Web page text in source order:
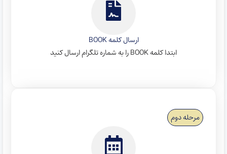
ارسال کلمه BOOK
ابتدا کلمه BOOK را به شماره تلگرام ارسال کنید
مرحله دوم